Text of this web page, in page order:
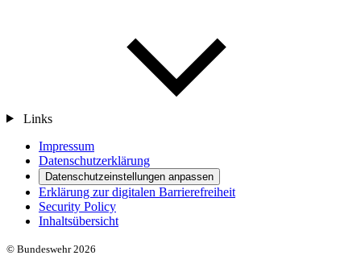
Links
Impressum
Datenschutzerklärung
Datenschutzeinstellungen anpassen
Erklärung zur digitalen Barrierefreiheit
Security Policy
Inhaltsübersicht
© Bundeswehr 2026